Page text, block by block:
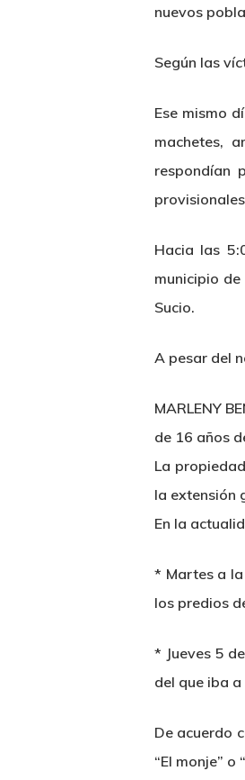
nuevos
Según las
Ese mismo
machetes,
respondían
Hacia las
municipio
Sucio.
A pesar del
MARLENY
de 16 años
La
la extensión
En la
* Martes a
los predios
* Jueves 5
del que iba
De acuerdo
“El monje” o